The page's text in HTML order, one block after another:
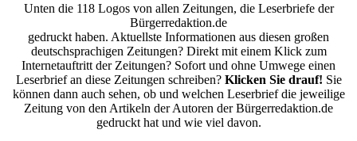
Unten die 118 Logos von allen Zeitungen, die Leserbriefe der
Bürgerredaktion.de
gedruckt haben. Aktuellste Informationen aus diesen großen
deutschsprachigen Zeitungen? Direkt mit einem Klick zum
Internetauftritt der Zeitungen? Sofort und ohne Umwege einen
Leserbrief an diese Zeitungen schreiben? Klicken Sie drauf! Sie
können dann auch sehen, ob und welchen Leserbrief die jeweilige
Zeitung von den Artikeln der Autoren der Bürgerredaktion.de
gedruckt hat und wie viel davon.